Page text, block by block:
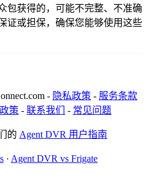
包获得的，可能不完整、不准确
证或担保，确保您能够使用这些
- 隐私政策 - 服务条款
策 - 联系我们 - 常见问题
的 Agent DVR 用户指南
· Agent DVR vs Frigate